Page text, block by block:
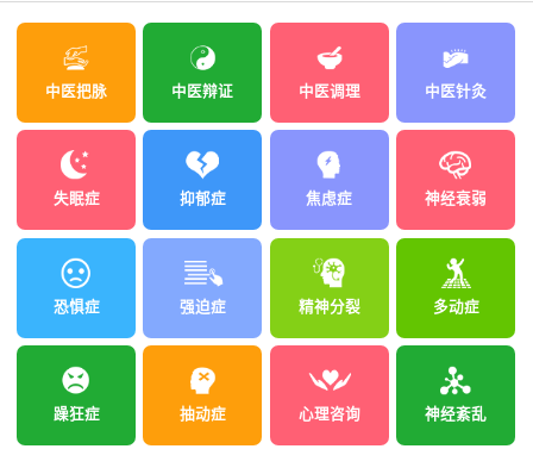
中医把脉 中医辩证 中医调理 中医针灸
失眠症 抑郁症 焦虑症 神经衰弱
恐惧症 强迫症 精神分裂 多动症
躁狂症 抽动症 心理咨询 神经紊乱